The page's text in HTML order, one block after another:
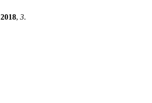
2018, 3.